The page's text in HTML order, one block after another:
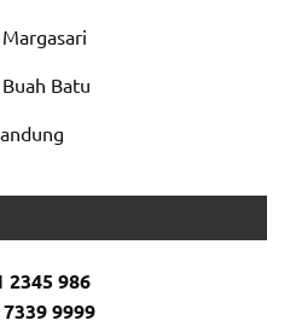
Batu
2345 986
9999